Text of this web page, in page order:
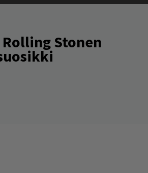
Stonen